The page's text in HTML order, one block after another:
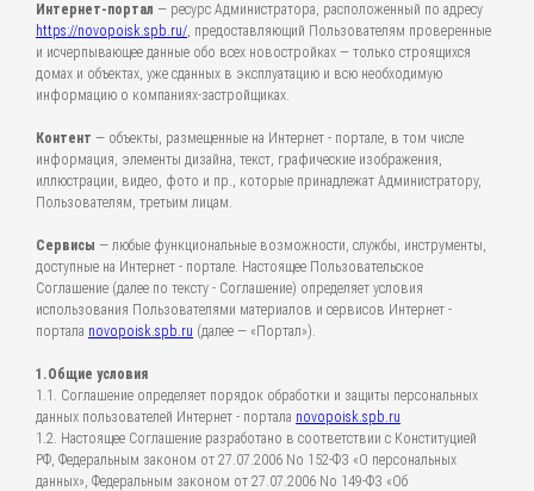
Интернет-портал — ресурс Администратора, расположенный по адресу
https://novopoisk.spb.ru/, предоставляющий Пользователям проверенные
и исчерпывающее данные обо всех новостройках — только строящихся
домах и объектах, уже сданных в эксплуатацию и всю необходимую
информацию о компаниях-застройщиках.
Контент — объекты, размещенные на Интернет - портале, в том числе
информация, элементы дизайна, текст, графические изображения,
иллюстрации, видео, фото и пр., которые принадлежат Администратору,
Пользователям, третьим лицам.
Сервисы — любые функциональные возможности, службы, инструменты,
доступные на Интернет - портале. Настоящее Пользовательское
Соглашение (далее по тексту - Соглашение) определяет условия
использования Пользователями материалов и сервисов Интернет -
портала novopoisk.spb.ru (далее — «Портал»).
1.Общие условия
1.1. Соглашение определяет порядок обработки и защиты персональных
данных пользователей Интернет - портала novopoisk.spb.ru
1.2. Настоящее Соглашение разработано в соответствии с Конституцией
РФ, Федеральным законом от 27.07.2006 No 152-ФЗ «О персональных
данных», Федеральным законом от 27.07.2006 No 149-ФЗ «Об